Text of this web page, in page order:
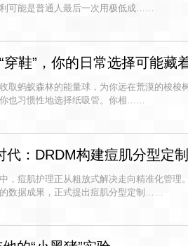
可能是普通人最后一次用极低成……
穿鞋”，你的日常选择可能藏
取蚂蚁森林的能量球，为你远在荒漠的梭梭
也习惯性地选择纸吸管。你相……
代：DRDM构建痘肌分型定
，痘肌护理正从粗放式解决走向精准化管理
数据成果，正式提出痘肌分型定制……